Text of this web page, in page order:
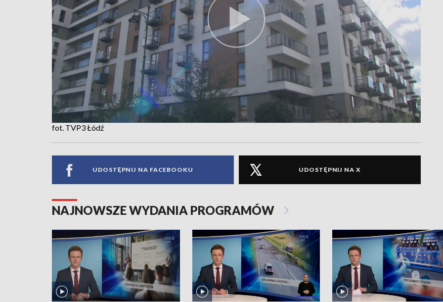
fot. TVP3 Łódź
UDOSTĘPNIJ NA FACEBOOKU UDOSTĘPNIJ NA X
NAJNOWSZE WYDANIA PROGRAMÓW